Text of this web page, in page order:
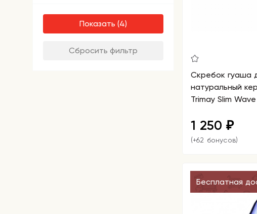
Скребок гуаша
натуральный
Trimay Slim
1 250 ₽
(+62 бонусов)
Бесплатная
Показать
Сбросить фильтр